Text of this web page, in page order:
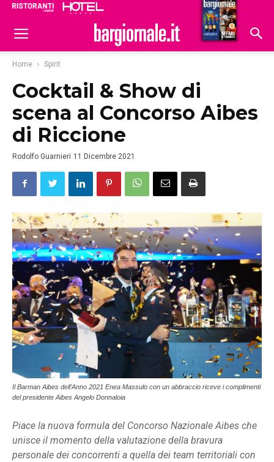
Hoteldomani
Home Spirit
Cocktail & Show di
scena al Concorso Aibes
di Riccione
Rodolfo Guarnieri 11 Dicembre 2021
Il Barman Aibes dell'Anno 2021 Enea Massulo con un abbraccio riceve i complimenti
del presidente Aibes Angelo Donnaloia
Piace la nuova formula del Concorso Nazionale Aibes che
unisce il momento della valutazione della bravura
personale dei concorrenti a quella dei team territoriali con